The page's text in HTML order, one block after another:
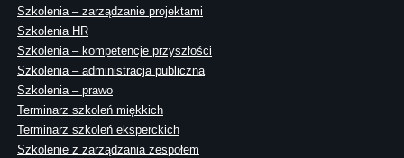
Szkolenia – zarządzanie projektami
Szkolenia HR
Szkolenia – kompetencje przyszłości
Szkolenia – administracja publiczna
Szkolenia – prawo
Terminarz szkoleń miękkich
Terminarz szkoleń eksperckich
Szkolenie z zarządzania zespołem